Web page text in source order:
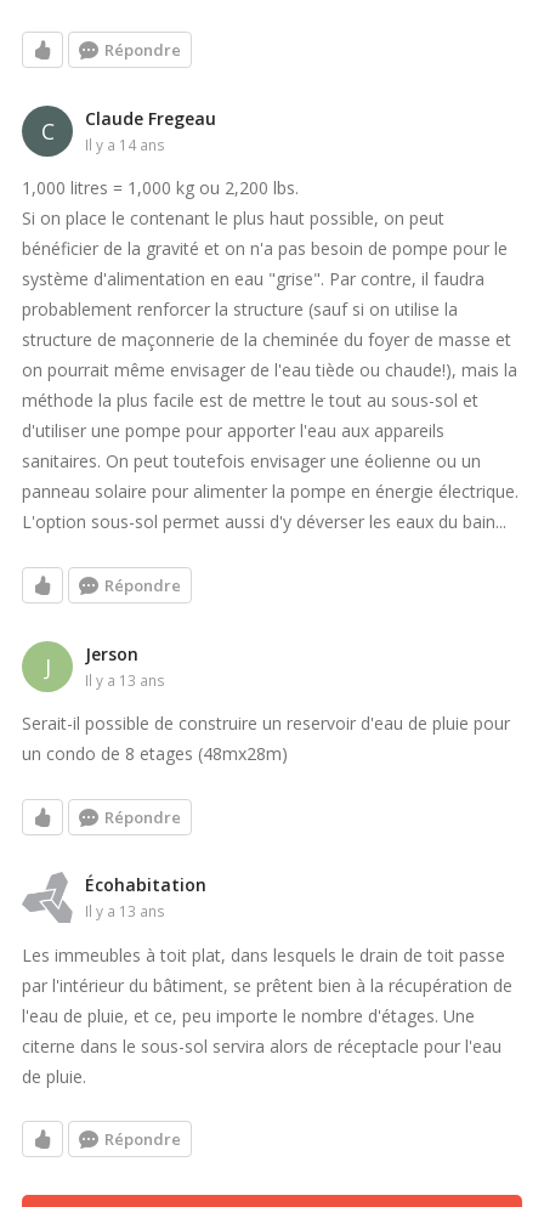
Répondre
C Claude Fregeau
il y a 14 ans
1,000 litres = 1,000 kg ou 2,200 lbs.
Si on place le contenant le plus haut possible, on peut
bénéficier de la gravité et on n'a pas besoin de pompe pour le
système d'alimentation en eau "grise". Par contre, il faudra
probablement renforcer la structure (sauf si on utilise la
structure de maçonnerie de la cheminée du foyer de masse et
on pourrait même envisager de l'eau tiède ou chaude!), mais la
méthode la plus facile est de mettre le tout au sous-sol et
d'utiliser une pompe pour apporter l'eau aux appareils
sanitaires. On peut toutefois envisager une éolienne ou un
panneau solaire pour alimenter la pompe en énergie électrique.
L'option sous-sol permet aussi d'y déverser les eaux du bain...
Répondre
J Jerson
il y a 13 ans
Serait-il possible de construire un reservoir d'eau de pluie pour
un condo de 8 etages (48mx28m)
Répondre
Écohabitation
il y a 13 ans
Les immeubles à toit plat, dans lesquels le drain de toit passe
par l'intérieur du bâtiment, se prêtent bien à la récupération de
l'eau de pluie, et ce, peu importe le nombre d'étages. Une
citerne dans le sous-sol servira alors de réceptacle pour l'eau
de pluie.
Répondre